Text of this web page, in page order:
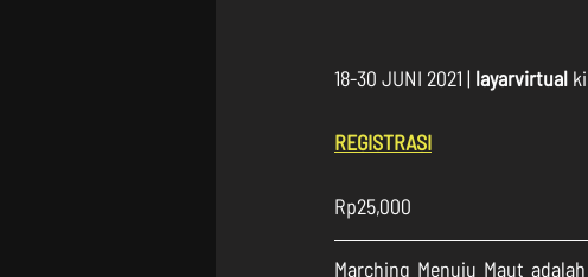
18-30 JUNI 2021 | layarvirtual
REGISTRASI
Rp25,000
Marching Menuju Maut